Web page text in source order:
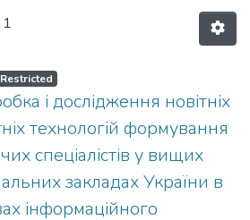
Restricted
і дослідження новітніх
технологій формування
спеціалістів у вищих
закладах України в
інформаційного